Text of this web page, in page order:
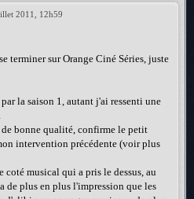
2011, 12h59
terminer sur Orange Ciné Séries, juste
la saison 1, autant j'ai ressenti une
bonne qualité, confirme le petit
intervention précédente (voir plus
coté musical qui a pris le dessus, au
de plus en plus l'impression que les